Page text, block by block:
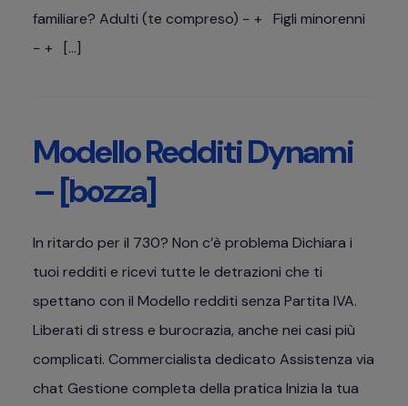
familiare? Adulti (te compreso) − + Figli minorenni
− + […]
Modello Redditi Dynami
– [bozza]
In ritardo per il 730? Non c’è problema Dichiara i
tuoi redditi e ricevi tutte le detrazioni che ti
spettano con il Modello redditi senza Partita IVA.
Liberati di stress e burocrazia, anche nei casi più
complicati. Commercialista dedicato Assistenza via
chat Gestione completa della pratica Inizia la tua